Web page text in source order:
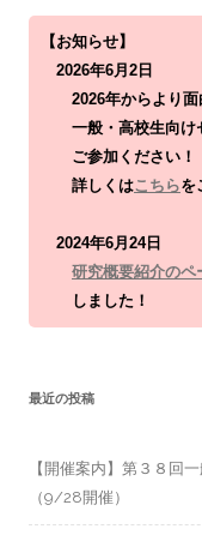
f
【お知らせ】
2026年6月2日
2026年からより面
一般・高校生向け
ご参加ください！
詳しくはこちらを
2024年6月24日
研究概要紹介のペ
しました！
最近の投稿
【開催案内】第３８回
（9/28開催）